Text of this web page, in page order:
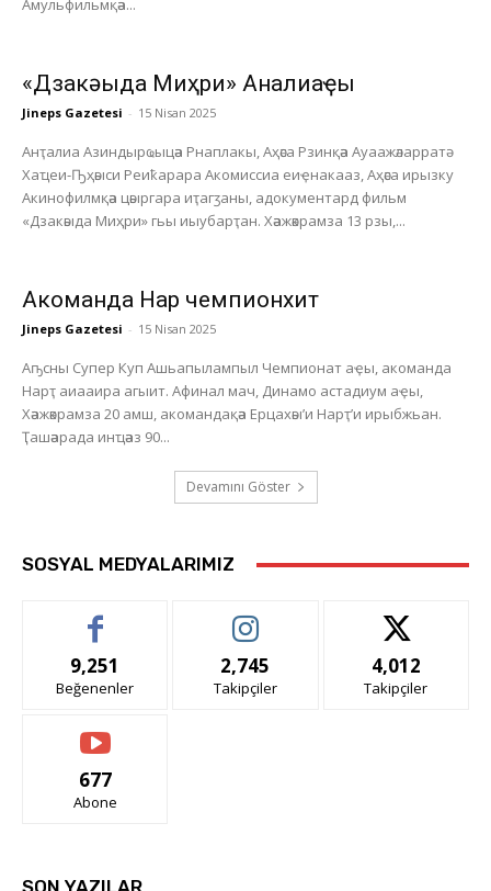
Амульфильмқәа...
«Дзакәыда Миҳри» Анҭалиаҿы
Jineps Gazetesi - 15 Nisan 2025
Анҭалиа Азиндырҩыцәа Рнаплакы, Аҳәса Рзинқәа Ауаажәларратә
Хаҵеи-Ҧҳәыси Реиҟарара Акомиссиа еиҿнакааз, Аҳәса ирызку
Акинофилмқәа цәыргара иҭагӡаны, адокументард фильм
«Дзакәыда Миҳри» гьы иыубарҭан. Хәажәкрамза 13 рзы,...
Акоманда Нарҭ чемпионхит
Jineps Gazetesi - 15 Nisan 2025
Аҧсны Супер Куп Ашьапылампыл Чемпионат аҿы, акоманда
Нарҭ аиааира агыит. Афинал мач, Динамо астадиум аҿы,
Хәажәкрамза 20 амш, акомандақәа Ерцахәы’и Нарҭ’и ирыбжьан.
Ҭашәарада инҵәаз 90...
Devamını Göster
SOSYAL MEDYALARIMIZ
9,251
Beğenenler
2,745
Takipçiler
4,012
Takipçiler
677
Abone